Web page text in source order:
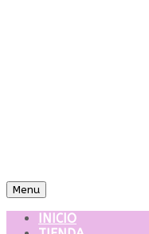
Menu
INICIO